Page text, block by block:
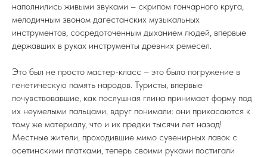
наполнились живыми звуками – скрипом гончарного круга,
мелодичным звоном дагестанских музыкальных
инструментов, сосредоточенным дыханием людей, впервые
державших в руках инструменты древних ремесел.
Это был не просто мастер-класс – это было погружение в
генетическую память народов. Туристы, впервые
почувствовавшие, как послушная глина принимает форму под
их неумелыми пальцами, вдруг понимали: они прикасаются к
тому же материалу, что и их предки тысячи лет назад!
Местные жители, проходившие мимо сувенирных лавок с
осетинскими платками, теперь своими руками постигали